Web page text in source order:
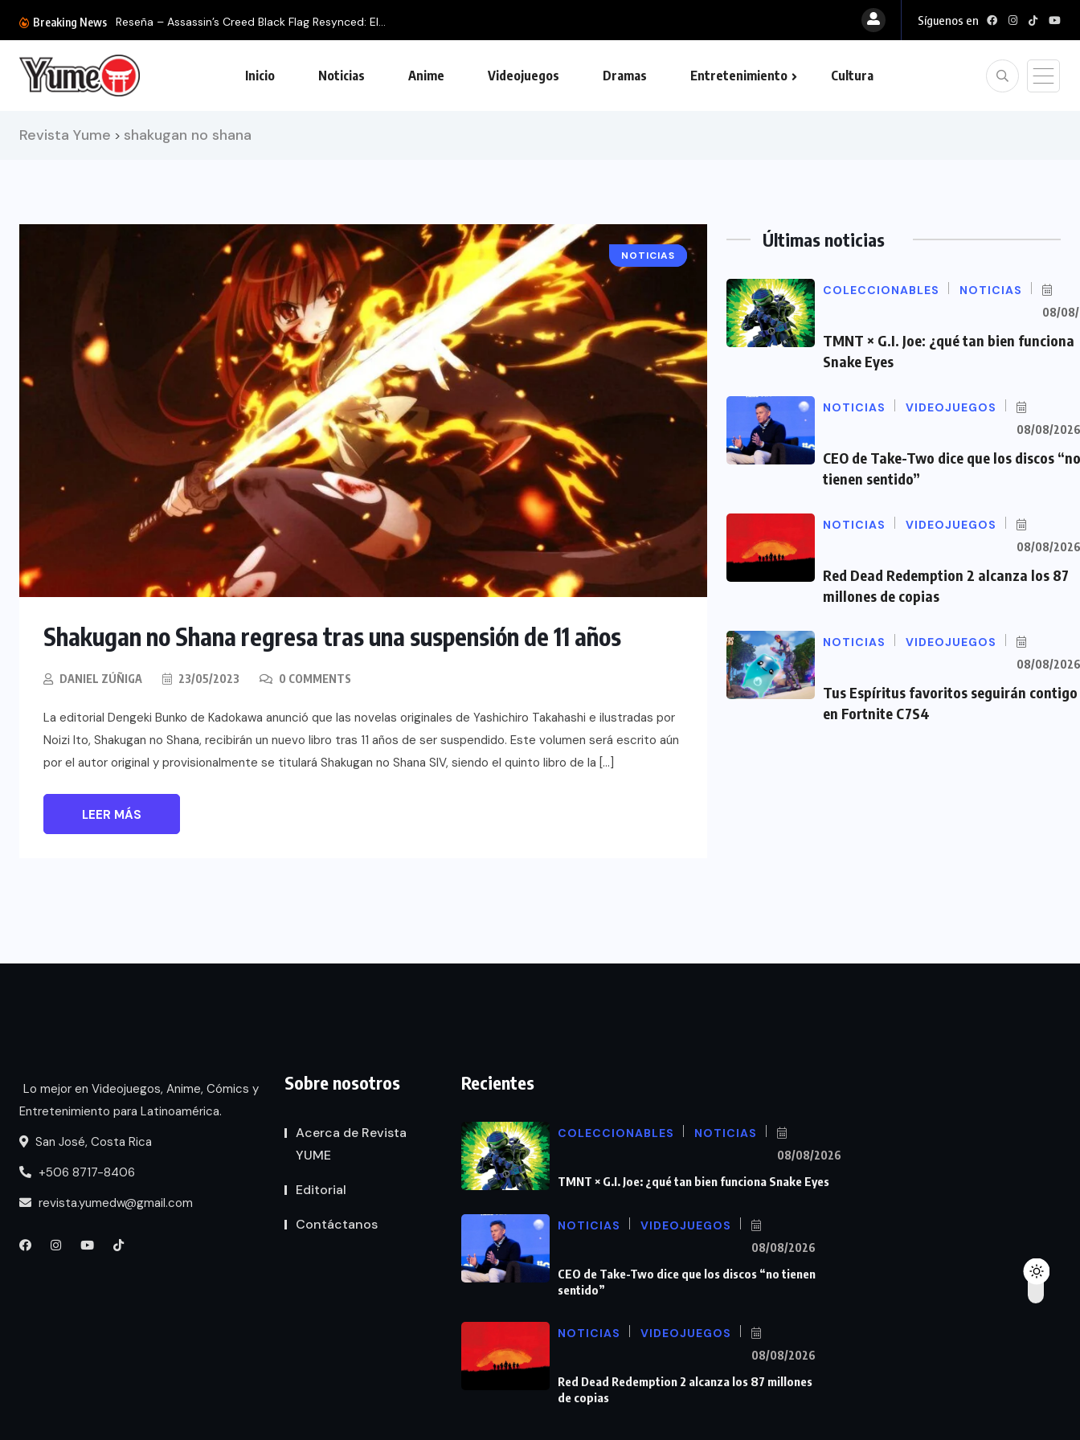
Breaking News Reseña – Assassin’s Creed Black Flag Resynced: El... Síguenos en
Inicio Noticias Anime Videojuegos Dramas Entretenimiento Cultura
Revista Yume > shakugan no shana
ANIME
NOTICIAS
Shakugan no Shana regresa tras una suspensión de 11 años
DANIEL ZÚÑIGA 23/05/2023 0 COMMENTS
La editorial Dengeki Bunko de Kadokawa anunció que las novelas originales de Yashichiro Takahashi e ilustradas por
Noizi Ito, Shakugan no Shana, recibirán un nuevo libro tras 11 años de ser suspendido. Este volumen será escrito aún
por el autor original y provisionalmente se titulará Shakugan no Shana SIV, siendo el quinto libro de la […]
LEER MÁS
Últimas noticias
COLECCIONABLES NOTICIAS
08/
TMNT × G.I. Joe: ¿qué tan bien funciona
Snake Eyes
NOTICIAS VIDEOJUEGOS
08/08/2026
CEO de Take-Two dice que los discos “no
tienen sentido”
NOTICIAS VIDEOJUEGOS
08/08/2026
Red Dead Redemption 2 alcanza los 87
millones de copias
NOTICIAS VIDEOJUEGOS
08/08/2026
Tus Espíritus favoritos seguirán contigo
en Fortnite C7S4
Lo mejor en Videojuegos, Anime, Cómics y
Entretenimiento para Latinoamérica.
San José, Costa Rica
+506 8717-8406
revista.yumedw@gmail.com
Sobre nosotros
Acerca de Revista
YUME
Editorial
Contáctanos
Recientes
COLECCIONABLES NOTICIAS
08/08/2026
TMNT × G.I. Joe: ¿qué tan bien funciona Snake Eyes
NOTICIAS VIDEOJUEGOS
08/08/2026
CEO de Take-Two dice que los discos “no tienen
sentido”
NOTICIAS VIDEOJUEGOS
08/08/2026
Red Dead Redemption 2 alcanza los 87 millones
de copias